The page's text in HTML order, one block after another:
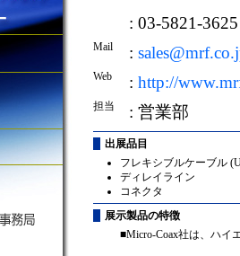
: 03-5821-3625
Mail :
Web : http://
担当 : 営業部
出展品目
フレキシブルケーブル
ディレイライン
コネクタ
展示製品の特徴
■Micro-Coax社は、ハイ